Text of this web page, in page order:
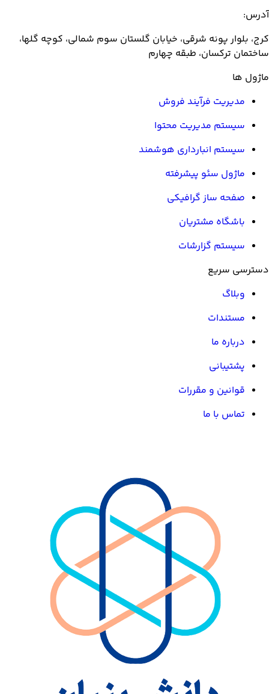
آدرس:
کرج، بلوار پونه شرقی، خیابان گلستان سوم شمالی، کوچه گلها،
ساختمان ترکسان، طبقه چهارم
ماژول ها
مدیریت فرآیند فروش
سیستم مدیریت محتوا
سیستم انبارداری هوشمند
ماژول سئو پیشرفته
صفحه ساز گرافیکی
باشگاه مشتریان
سیستم گزارشات
دسترسی سریع
وبلاگ
مستندات
درباره ما
پشتیبانی
قوانین و مقررات
تماس با ما